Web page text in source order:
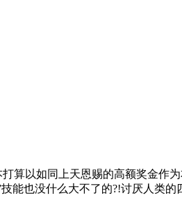
算以如同上天恩赐的高额奖金作
能也没什么大不了的?!讨厌人类的